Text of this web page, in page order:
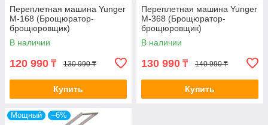
Переплетная машина Yunger
М-168 (Брощюратор-
брощюровщик)
В наличии
120 990 ₸ 130 990 ₸
Купить
Переплетная машина Yunger
М-368 (Брощюратор-
брощюровщик)
В наличии
130 990 ₸ 140 990 ₸
Купить
Мощный –6%